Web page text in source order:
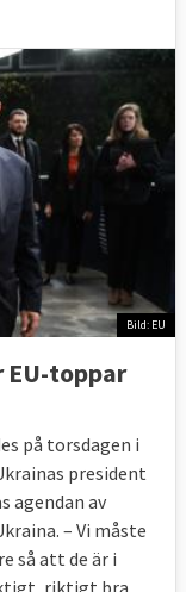
Bild: EU
toppar
på torsdagen i
president
agendan av
– Vi måste
så att de är i
riktigt bra,